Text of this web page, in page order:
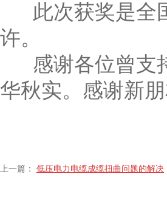
此次获奖是全
许。
感谢各位曾支
华秋实。感谢新
上一篇： 低压电力电缆成缆扭曲问题的解决